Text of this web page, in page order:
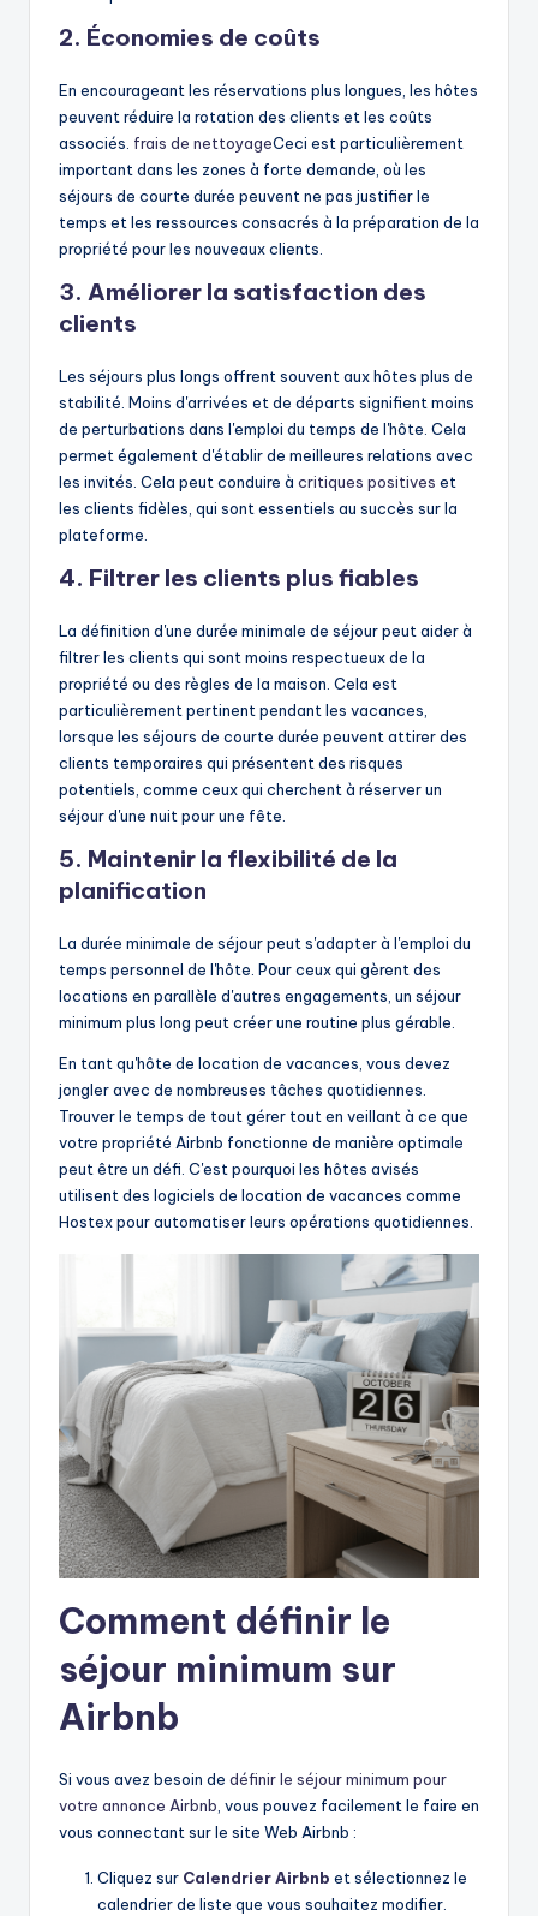
2. Économies de coûts
En encourageant les réservations plus longues, les hôtes
peuvent réduire la rotation des clients et les coûts
associés. frais de nettoyageCeci est particulièrement
important dans les zones à forte demande, où les
séjours de courte durée peuvent ne pas justifier le
temps et les ressources consacrés à la préparation de la
propriété pour les nouveaux clients.
3. Améliorer la satisfaction des
clients
Les séjours plus longs offrent souvent aux hôtes plus de
stabilité. Moins d'arrivées et de départs signifient moins
de perturbations dans l'emploi du temps de l'hôte. Cela
permet également d'établir de meilleures relations avec
les invités. Cela peut conduire à critiques positives et
les clients fidèles, qui sont essentiels au succès sur la
plateforme.
4. Filtrer les clients plus fiables
La définition d'une durée minimale de séjour peut aider à
filtrer les clients qui sont moins respectueux de la
propriété ou des règles de la maison. Cela est
particulièrement pertinent pendant les vacances,
lorsque les séjours de courte durée peuvent attirer des
clients temporaires qui présentent des risques
potentiels, comme ceux qui cherchent à réserver un
séjour d'une nuit pour une fête.
5. Maintenir la flexibilité de la
planification
La durée minimale de séjour peut s'adapter à l'emploi du
temps personnel de l'hôte. Pour ceux qui gèrent des
locations en parallèle d'autres engagements, un séjour
minimum plus long peut créer une routine plus gérable.
En tant qu'hôte de location de vacances, vous devez
jongler avec de nombreuses tâches quotidiennes.
Trouver le temps de tout gérer tout en veillant à ce que
votre propriété Airbnb fonctionne de manière optimale
peut être un défi. C'est pourquoi les hôtes avisés
utilisent des logiciels de location de vacances comme
Hostex pour automatiser leurs opérations quotidiennes.
Comment définir le
séjour minimum sur
Airbnb
Si vous avez besoin de définir le séjour minimum pour
votre annonce Airbnb , vous pouvez facilement le faire en
vous connectant sur le site Web Airbnb :
Cliquez sur Calendrier Airbnb et sélectionnez le
calendrier de liste que vous souhaitez modifier.